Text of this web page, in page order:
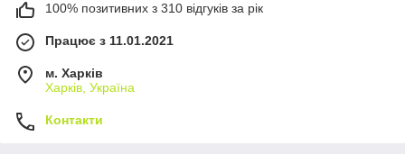
100% позитивних з 310 відгуків за рік
Працює з 11.01.2021
м. Харків
Харків, Україна
Контакти